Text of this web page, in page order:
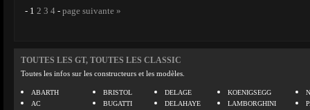
- 1 2 3 4 - page suivante »
TOUTES LES GT, TOUTES LES CLASSIC
Toutes les infos sur les constructeurs et les modèles.
ABARTH
AC
BRISTOL
BUGATTI
DELAGE
DELAHAYE
KOENIGSEGG
LAMBORGHINI